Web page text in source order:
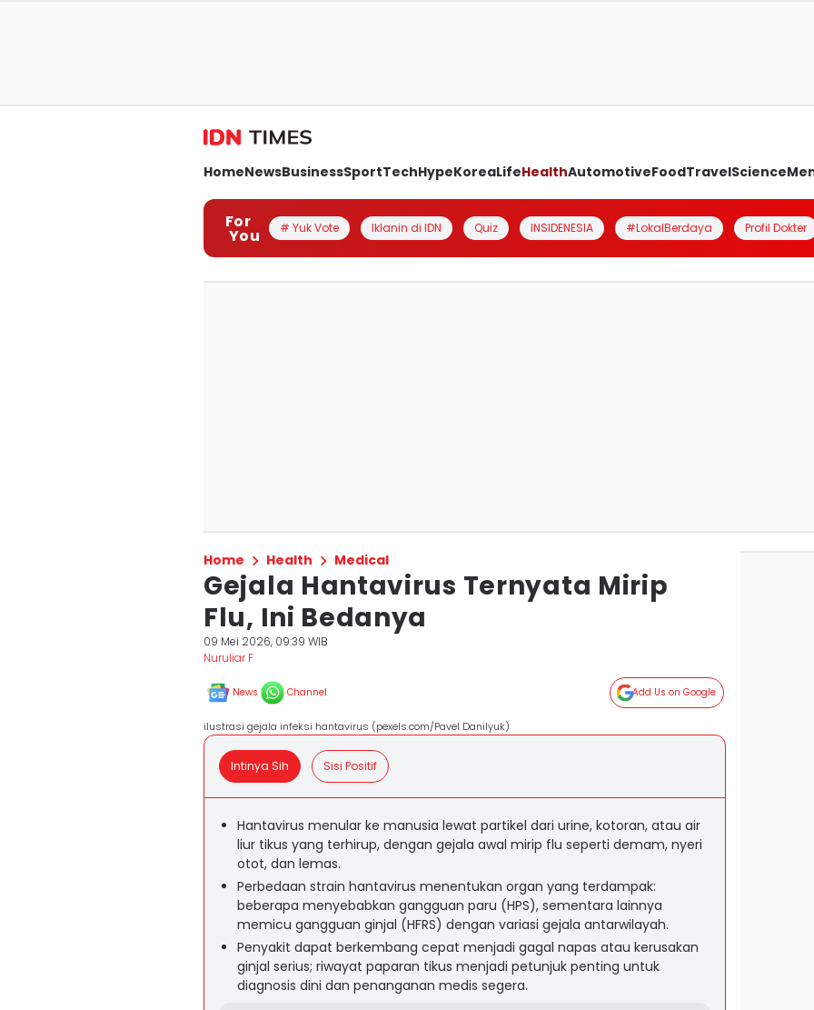
HomeNewsBusinessSportTechHypeKoreaLifeHealthAutomotiveFoodTravelScience
For
You # Yuk Vote Iklanin di IDN Quiz INSIDENESIA #LokalBerdaya Profil Dokter
Home Health Medical
Gejala Hantavirus Ternyata Mirip
Flu, Ini Bedanya
09 Mei 2026, 09:39 WIB
Nuruliar F
News Channel Add Us on Google
ilustrasi gejala infeksi hantavirus (pexels.com/Pavel Danilyuk)
Intinya Sih Sisi Positif
Hantavirus menular ke manusia lewat partikel dari urine, kotoran, atau air
liur tikus yang terhirup, dengan gejala awal mirip flu seperti demam, nyeri
otot, dan lemas.
Perbedaan strain hantavirus menentukan organ yang terdampak:
beberapa menyebabkan gangguan paru (HPS), sementara lainnya
memicu gangguan ginjal (HFRS) dengan variasi gejala antarwilayah.
Penyakit dapat berkembang cepat menjadi gagal napas atau kerusakan
ginjal serius; riwayat paparan tikus menjadi petunjuk penting untuk
diagnosis dini dan penanganan medis segera.